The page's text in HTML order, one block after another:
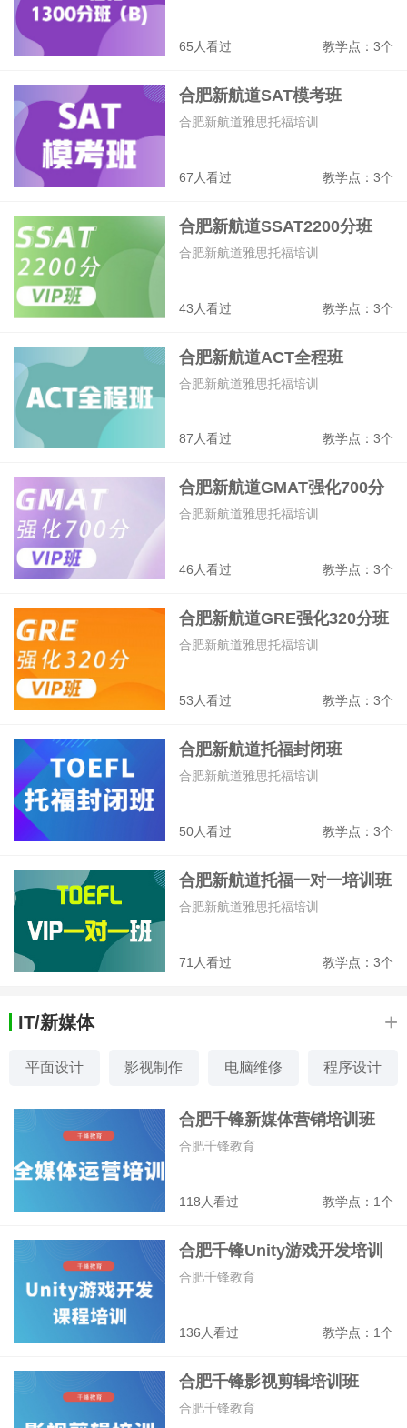
高考复读、高考暑期集训
12669
语言障碍训练、认知表达能力训练、感统
4796
英语培训、国际课程、留学申请、考研、
四六级、小语种培训
2294
65人看过 教学点：3个
合肥新航道SAT模考班
67人看过 教学点：3个
合肥新航道雅思托福培训
合肥新航道SSAT2200分班
43人看过 教学点：3个
合肥新航道雅思托福培训
合肥新航道ACT全程班
87人看过 教学点：3个
合肥新航道雅思托福培训
合肥新航道GMAT强化700分
班
46人看过 教学点：3个
合肥新航道雅思托福培训
合肥新航道GRE强化320分班
53人看过 教学点：3个
合肥新航道雅思托福培训
合肥新航道托福封闭班
50人看过 教学点：3个
合肥新航道雅思托福培训
合肥新航道托福一对一培训班
71人看过 教学点：3个
合肥新航道雅思托福培训
IT/新媒体 +
平面设计 影视制作 电脑维修 程序设计
网络技术 网站开发 网页设计 室内设计
合肥千锋新媒体营销培训班
118人看过 教学点：1个
合肥千锋教育
合肥千锋Unity游戏开发培训
班
136人看过 教学点：1个
合肥千锋教育
合肥千锋影视剪辑培训班
合肥千锋教育